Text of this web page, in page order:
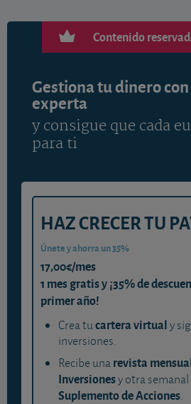
Contenido
Gestiona tu dinero
experta
y consigue que cada
para ti
HAZ CRECER TU
Únete y ahorra un 35%
17,00€/mes
1 mes gratis y ¡35% de
primer año!
Crea tucartera virtualy
inversiones.
Recibe unarevista
Inversionesy otra semanal
Suplemento de Acciones.